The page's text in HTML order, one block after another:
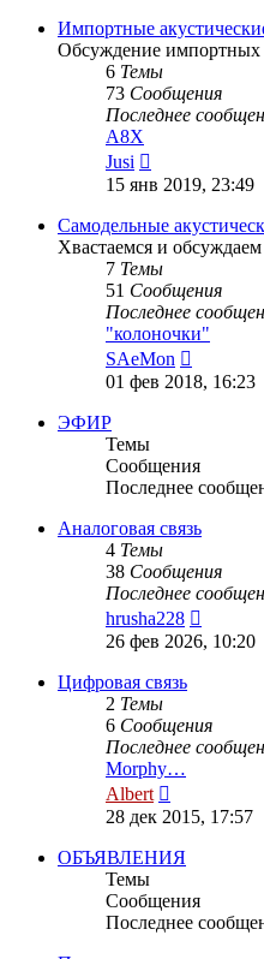
Импортные
Обсуждение импортных
6 Темы
73 Сообщения
Последнее
A8X
Jusi
к
сообщению
15 янв 2019, 23:49
Самодельные
Хвастаемся и
7 Темы
51 Сообщения
Последнее
"колоночки"
SAeMon
к
01 фев 2018, 16:23
ЭФИР
Темы
Сообщения
Последнее
Аналоговая связь
4 Темы
38 Сообщения
Последнее
hrusha228
к
26 фев 2026, 10:20
Цифровая связь
2 Темы
6 Сообщения
Последнее
Morphy…
Albert
к
сообщению
28 дек 2015, 17:57
ОБЪЯВЛЕНИЯ
Темы
Сообщения
Последнее